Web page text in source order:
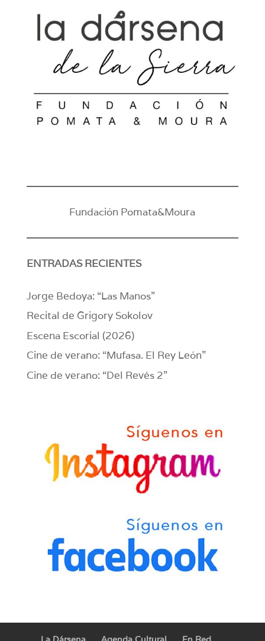
Fundación Pomata&Moura
ENTRADAS RECIENTES
Jorge Bedoya: “Las Manos”
Recital de Grigory Sokolov
Escena Escorial (2026)
Cine de verano: “Mufasa. El Rey León”
Cine de verano: “Del Revés 2”